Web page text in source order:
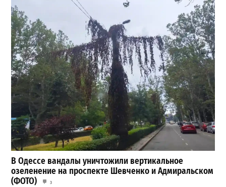
В Одессе вандалы уничтожили вертикальное
озеленение на проспекте Шевченко и Адмиральском
(ФОТО)
3